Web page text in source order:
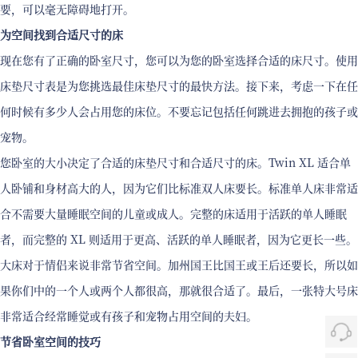
要，可以毫无障碍地打开。
为空间找到合适尺寸的床
现在您有了正确的卧室尺寸，您可以为您的卧室选择合适的床尺寸。使用
床垫尺寸表是为您挑选最佳床垫尺寸的最快方法。接下来，考虑一下在任
何时候有多少人会占用您的床位。不要忘记包括任何跳进去拥抱的孩子或
宠物。
您卧室的大小决定了合适的床垫尺寸和合适尺寸的床。Twin XL 适合单
人卧铺和身材高大的人，因为它们比标准双人床要长。标准单人床非常适
合不需要大量睡眠空间的儿童或成人。完整的床适用于活跃的单人睡眠
者，而完整的 XL 则适用于更高、活跃的单人睡眠者，因为它更长一些。
大床对于情侣来说非常节省空间。加州国王比国王或王后还要长，所以如
果你们中的一个人或两个人都很高，那就很合适了。最后，一张特大号床
非常适合经常睡觉或有孩子和宠物占用空间的夫妇。
节省卧室空间的技巧